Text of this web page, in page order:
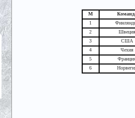
М
1
2
Швеция
3
США
4
Чехия
5
6